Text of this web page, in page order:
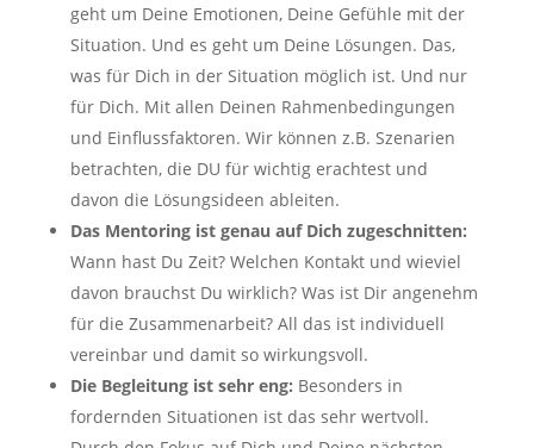
geht um Deine Emotionen, Deine Gefühle mit der
Situation. Und es geht um Deine Lösungen. Das,
was für Dich in der Situation möglich ist. Und nur
für Dich. Mit allen Deinen Rahmenbedingungen
und Einflussfaktoren. Wir können z.B. Szenarien
betrachten, die DU für wichtig erachtest und
davon die Lösungsideen ableiten.
Das Mentoring ist genau auf Dich zugeschnitten:
Wann hast Du Zeit? Welchen Kontakt und wieviel
davon brauchst Du wirklich? Was ist Dir angenehm
für die Zusammenarbeit? All das ist individuell
vereinbar und damit so wirkungsvoll.
Die Begleitung ist sehr eng: Besonders in
fordernden Situationen ist das sehr wertvoll.